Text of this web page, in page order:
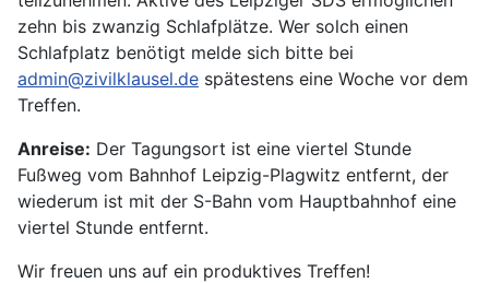
zehn bis zwanzig Schlafplätze. Wer solch einen
Schlafplatz benötigt melde sich bitte bei
admin@zivilklausel.de spätestens eine Woche vor dem
Treffen.
Anreise: Der Tagungsort ist eine viertel Stunde
Fußweg vom Bahnhof Leipzig-Plagwitz entfernt, der
wiederum ist mit der S-Bahn vom Hauptbahnhof eine
viertel Stunde entfernt.
Wir freuen uns auf ein produktives Treffen!